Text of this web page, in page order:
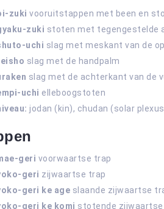
zuki vooruitstappen met been en
zuki stoten met tegengestelde
uchi slag met meskant van de
slag met de handpalm
slag met de achterkant van de
uchi elleboogstoten
jodan (kin), chudan (solar
geri voorwaartse trap
geri zijwaartse trap
geri ke age slaande zijwaartse
geri ke komi stotende